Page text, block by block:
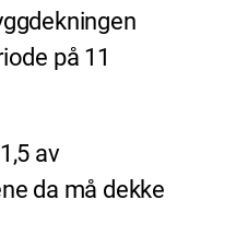
på 11
av
da må dekke